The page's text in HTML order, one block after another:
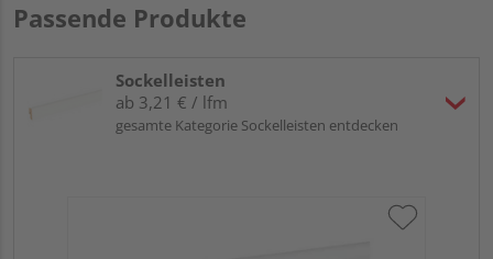
Passende Produkte
Sockelleisten
ab 3,21 € / lfm
gesamte Kategorie Sockelleisten entdecken